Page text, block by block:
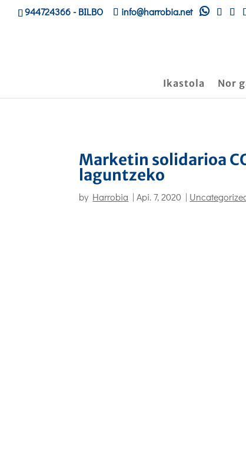
944724366- BILBO info@harrobia.net
Ikastola Nor
Marketin solidarioa
laguntzeko
by Harrobia |Api. 7, 2020 |